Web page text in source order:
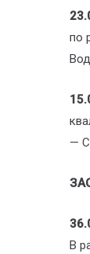
по
—
В